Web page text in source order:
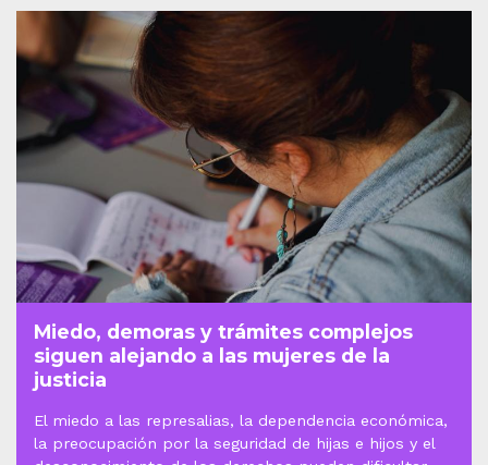
Miedo, demoras y trámites complejos
siguen alejando a las mujeres de la
El miedo a las represalias, la dependencia económica,